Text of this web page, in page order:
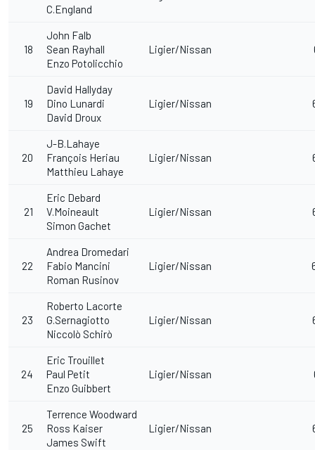
C.England
18
John Falb
Sean Rayhall
Enzo Potolicchio
Ligier/Nissan
19
David Hallyday
Dino Lunardi
David Droux
Ligier/Nissan
20
J-B.Lahaye
François Heriau
Matthieu Lahaye
Ligier/Nissan
21
Eric Debard
V.Moineault
Simon Gachet
Ligier/Nissan
22
Andrea Dromedari
Fabio Mancini
Roman Rusinov
Ligier/Nissan
23
Roberto Lacorte
G.Sernagiotto
Niccolò Schirò
Ligier/Nissan
24
Eric Trouillet
Paul Petit
Enzo Guibbert
Ligier/Nissan
25
Terrence Woodward
Ross Kaiser
James Swift
Ligier/Nissan